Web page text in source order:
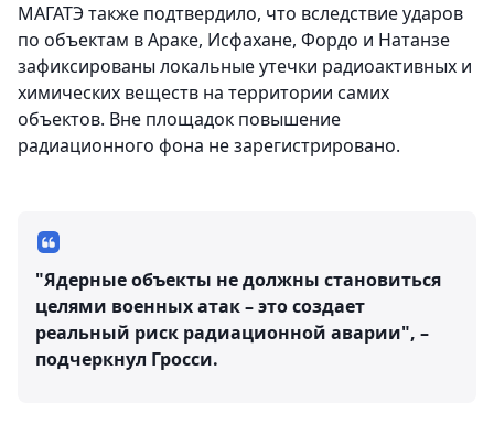
МАГАТЭ также подтвердило, что вследствие ударов
по объектам в Араке, Исфахане, Фордо и Натанзе
зафиксированы локальные утечки радиоактивных и
химических веществ на территории самих
объектов. Вне площадок повышение
радиационного фона не зарегистрировано.
"Ядерные объекты не должны становиться
целями военных атак – это создает
реальный риск радиационной аварии", –
подчеркнул Гросси.